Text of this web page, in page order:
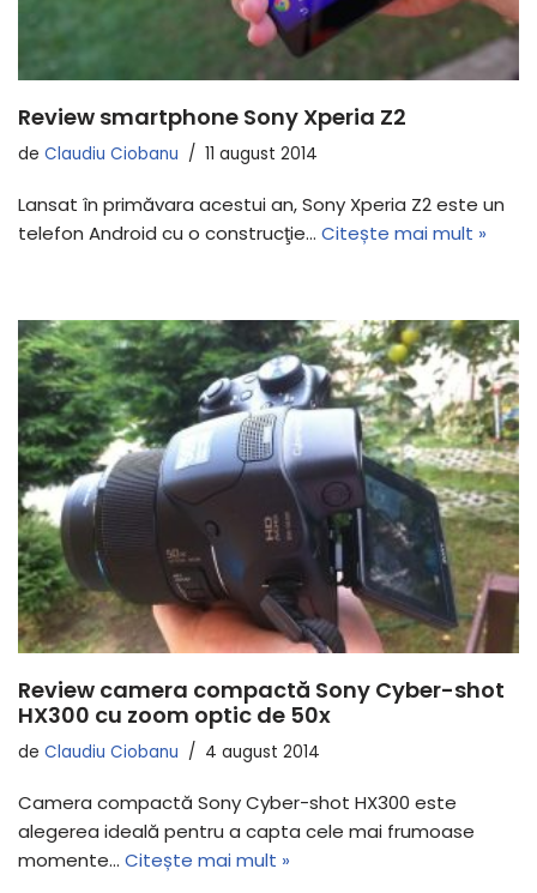
Review smartphone Sony Xperia Z2
de Claudiu Ciobanu 11 august 2014
Lansat în primăvara acestui an, Sony Xperia Z2 este un
telefon Android cu o construcţie… Citește mai mult »
Review camera compactă Sony Cyber-shot
HX300 cu zoom optic de 50x
de Claudiu Ciobanu 4 august 2014
Camera compactă Sony Cyber-shot HX300 este
alegerea ideală pentru a capta cele mai frumoase
momente… Citește mai mult »